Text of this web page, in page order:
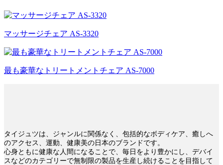
マッサージチェア AS-3320
最も豪華なトリートメントチェア AS-7000
タイジュツは、ジャンルに関係なく、包括的なボディケア、癒しへ
のアクセス、運動、健康美の日本のブランドです。
心身ともに健康な人間になることで、毎日をより豊かにし、デバイ
スなどのカテゴリーで無制限の製品を生産し続けることを目指して